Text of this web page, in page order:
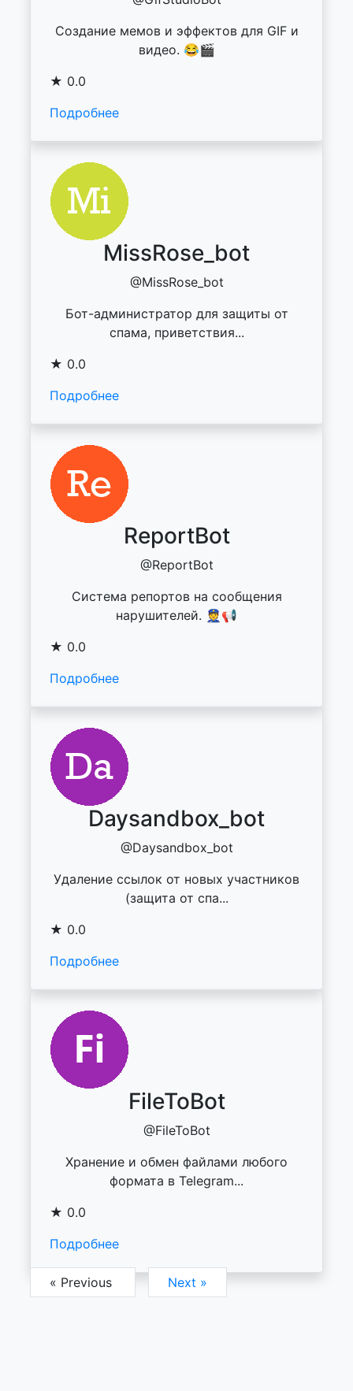
Создание мемов и эффектов для GIF и
видео. 😂🎬
★ 0.0
Подробнее
MissRose_bot
@MissRose_bot
Бот-администратор для защиты от
спама, приветствия...
★ 0.0
Подробнее
ReportBot
@ReportBot
Система репортов на сообщения
нарушителей. 👮📢
★ 0.0
Подробнее
Daysandbox_bot
@Daysandbox_bot
Удаление ссылок от новых участников
(защита от спа...
★ 0.0
Подробнее
FileToBot
@FileToBot
Хранение и обмен файлами любого
формата в Telegram...
★ 0.0
Подробнее
« Previous Next »